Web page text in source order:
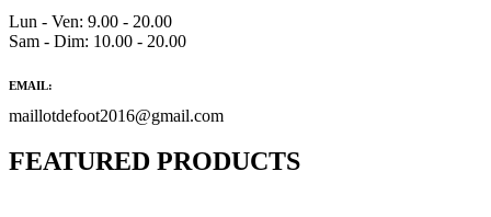
Lun - Ven: 9.00 - 20.00
Sam - Dim: 10.00 - 20.00
EMAIL:
maillotdefoot2016@gmail.com
FEATURED PRODUCTS